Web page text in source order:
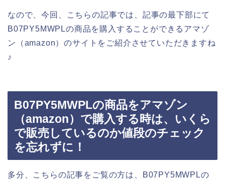
なので、今回、こちらの記事では、記事の最下部にて
B07PY5MWPLの商品を購入することができるアマゾ
ン（amazon）のサイトをご紹介させていただきますね
♪
B07PY5MWPLの商品をアマゾン
（amazon）で購入する時は、いくら
で販売しているのか値段のチェック
を忘れずに！
多分、こちらの記事をご覧の方は、B07PY5MWPLの